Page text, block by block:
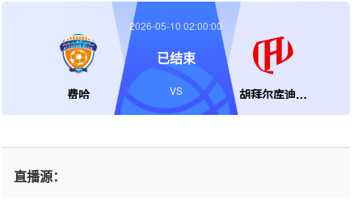
费哈 胡拜尔库迪西亚
2026-05-10 02:00:00
已结束
VS
直播源：